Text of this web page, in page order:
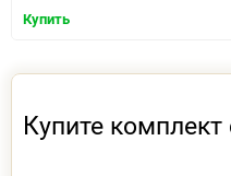
Купить
Купите